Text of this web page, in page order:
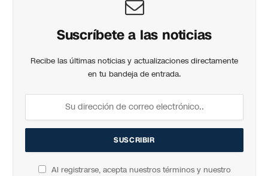
Suscríbete a las noticias
Recibe las últimas noticias y actualizaciones directamente
en tu bandeja de entrada.
Al registrarse, acepta nuestros términos y nuestro